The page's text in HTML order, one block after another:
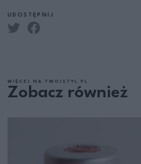
UDOSTĘPNIJ
WIĘCEJ NA TWOJSTYL.PL
Zobacz również